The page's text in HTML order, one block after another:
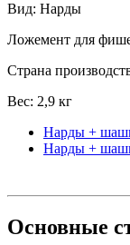
Вид: Нарды
Ложемент для
Страна
Вес: 2,9 кг
Нарды +
Нарды +
Основные